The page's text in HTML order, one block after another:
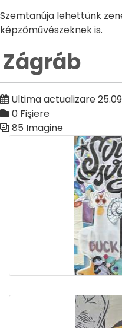
Szemtanúja lehettünk
képzőművészeknek is.
Zágráb
Ultima actualizare
0 Fişiere
85 Imagine